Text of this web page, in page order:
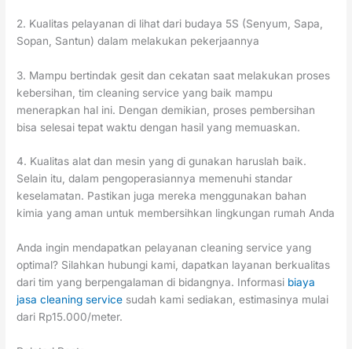
2. Kualitas pelayanan di lihat dari budaya 5S (Senyum, Sapa,
Sopan, Santun) dalam melakukan pekerjaannya
3. Mampu bertindak gesit dan cekatan saat melakukan proses
kebersihan, tim cleaning service yang baik mampu
menerapkan hal ini. Dengan demikian, proses pembersihan
bisa selesai tepat waktu dengan hasil yang memuaskan.
4. Kualitas alat dan mesin yang di gunakan haruslah baik.
Selain itu, dalam pengoperasiannya memenuhi standar
keselamatan. Pastikan juga mereka menggunakan bahan
kimia yang aman untuk membersihkan lingkungan rumah Anda
Anda ingin mendapatkan pelayanan cleaning service yang
optimal? Silahkan hubungi kami, dapatkan layanan berkualitas
dari tim yang berpengalaman di bidangnya. Informasi biaya
jasa cleaning service sudah kami sediakan, estimasinya mulai
dari Rp15.000/meter.